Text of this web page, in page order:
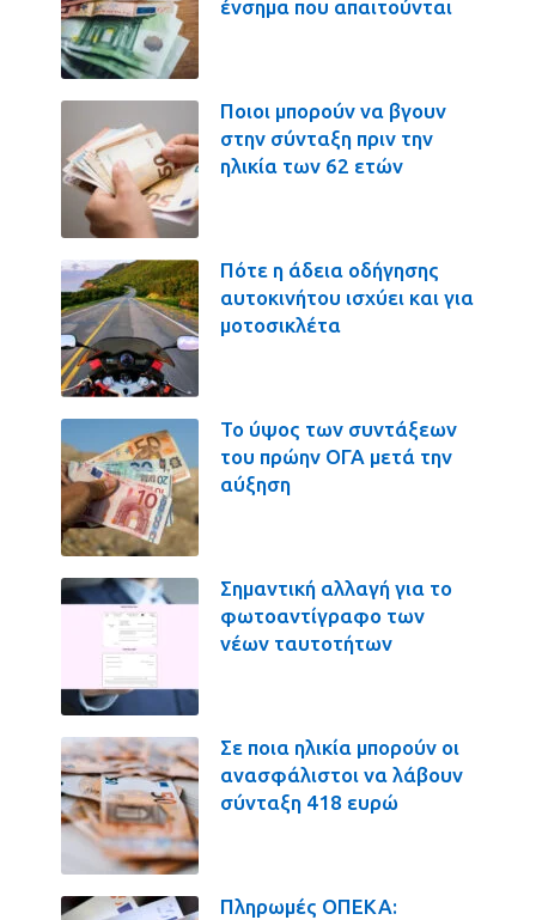
ένσημα που απαιτούνται
Ποιοι μπορούν να βγουν
στην σύνταξη πριν την
ηλικία των 62 ετών
Πότε η άδεια οδήγησης
αυτοκινήτου ισχύει και για
μοτοσικλέτα
Το ύψος των συντάξεων
του πρώην ΟΓΑ μετά την
αύξηση
Σημαντική αλλαγή για το
φωτοαντίγραφο των
νέων ταυτοτήτων
Σε ποια ηλικία μπορούν οι
ανασφάλιστοι να λάβουν
σύνταξη 418 ευρώ
Πληρωμές ΟΠΕΚΑ: